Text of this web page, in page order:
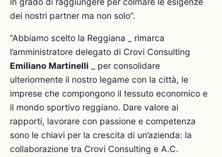
dei nostri partner ma non solo”.
“Abbiamo scelto la Reggiana _ rimarca
l’amministratore delegato di Crovi Consulting
Emiliano Martinelli _ per consolidare
ulteriormente il nostro legame con la città, le
imprese che compongono il tessuto economico e
il mondo sportivo reggiano. Dare valore ai
rapporti, lavorare con passione e competenza
sono le chiavi per la crescita di un’azienda: la
collaborazione tra Crovi Consulting e A.C.